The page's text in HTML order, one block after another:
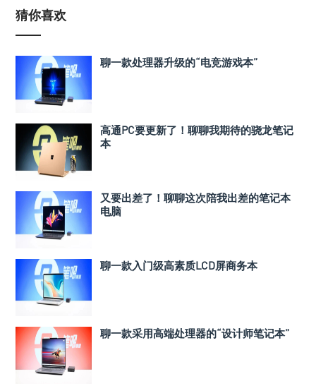
猜你喜欢
聊一款处理器升级的“电竞游戏本”
高通PC要更新了！聊聊我期待的骁龙笔记
本
又要出差了！聊聊这次陪我出差的笔记本
电脑
聊一款入门级高素质LCD屏商务本
聊一款采用高端处理器的“设计师笔记本”